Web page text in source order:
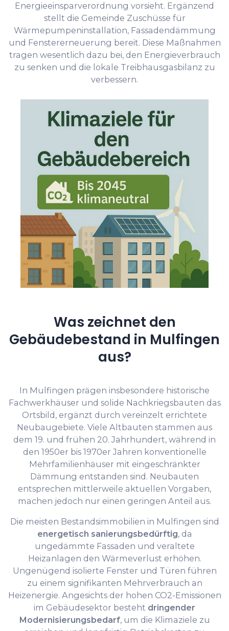
Energieeinsparverordnung vorsieht. Ergänzend
stellt die Gemeinde Zuschüsse für
Wärmepumpeninstallation, Fassadendämmung
und Fenstererneuerung bereit. Diese Maßnahmen
tragen wesentlich dazu bei, den Energieverbrauch
zu senken und die lokale Treibhausgasbilanz zu
verbessern.
Was zeichnet den
Gebäudebestand in Mulfingen
aus?
In Mulfingen prägen insbesondere historische
Fachwerkhäuser und solide Nachkriegsbauten das
Ortsbild, ergänzt durch vereinzelt errichtete
Neubaugebiete. Viele Altbauten stammen aus
dem 19. und frühen 20. Jahrhundert, während in
den 1950er bis 1970er Jahren konventionelle
Mehrfamilienhäuser mit eingeschränkter
Dämmung entstanden sind. Neubauten
entsprechen mittlerweile aktuellen Vorgaben,
machen jedoch nur einen geringen Anteil aus.
Die meisten Bestandsimmobilien in Mulfingen sind
energetisch sanierungsbedürftig, da
ungedämmte Fassaden und veraltete
Heizanlagen den Wärmeverlust erhöhen.
Ungenügend isolierte Fenster und Türen führen
zu einem signifikanten Mehrverbrauch an
Heizenergie. Angesichts der hohen CO2-Emissionen
im Gebäudesektor besteht dringender
Modernisierungsbedarf, um die Klimaziele zu